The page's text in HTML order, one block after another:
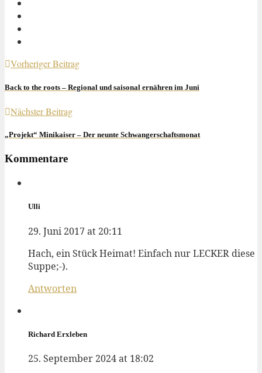
Vorheriger Beitrag
Back to the roots – Regional und saisonal ernähren im Juni
Nächster Beitrag
„Projekt“ Minikaiser – Der neunte Schwangerschaftsmonat
Kommentare
Ulli
29. Juni 2017 at 20:11
Hach, ein Stück Heimat! Einfach nur LECKER diese
Suppe;-).
Antworten
Richard Erxleben
25. September 2024 at 18:02